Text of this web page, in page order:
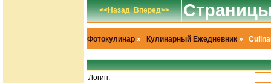
<<Назад Вперед>>
Фотокулинар » Кулинарный Ежедневник »
Логин: